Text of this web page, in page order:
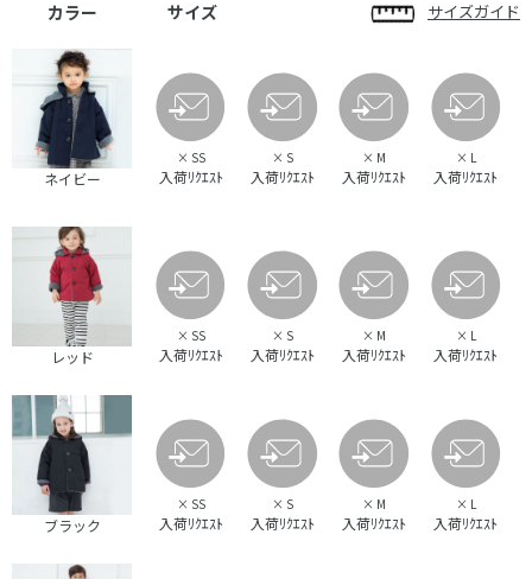
カラー サイズ サイズガイド
ネイビー
× SS
入荷ﾘｸｴｽﾄ
× S
入荷ﾘｸｴｽﾄ
× M
入荷ﾘｸｴｽﾄ
× L
入荷ﾘｸｴｽﾄ
レッド
× SS
入荷ﾘｸｴｽﾄ
× S
入荷ﾘｸｴｽﾄ
× M
入荷ﾘｸｴｽﾄ
× L
入荷ﾘｸｴｽﾄ
ブラック
× SS
入荷ﾘｸｴｽﾄ
× S
入荷ﾘｸｴｽﾄ
× M
入荷ﾘｸｴｽﾄ
× L
入荷ﾘｸｴｽﾄ